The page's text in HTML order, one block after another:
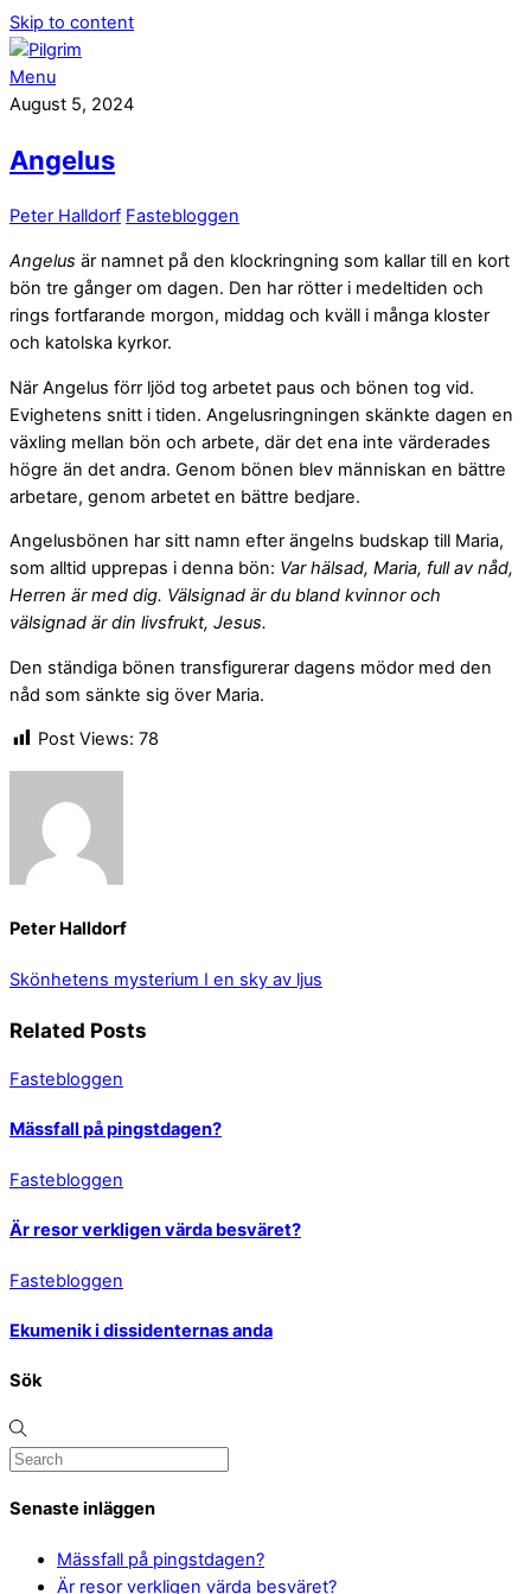
Skip to content
Menu
August 5, 2024
Angelus
Peter Halldorf Fastebloggen
Angelus är namnet på den klockringning som kallar till en kort
bön tre gånger om dagen. Den har rötter i medeltiden och
rings fortfarande morgon, middag och kväll i många kloster
och katolska kyrkor.
När Angelus förr ljöd tog arbetet paus och bönen tog vid.
Evighetens snitt i tiden. Angelusringningen skänkte dagen en
växling mellan bön och arbete, där det ena inte värderades
högre än det andra. Genom bönen blev människan en bättre
arbetare, genom arbetet en bättre bedjare.
Angelusbönen har sitt namn efter ängelns budskap till Maria,
som alltid upprepas i denna bön: Var hälsad, Maria, full av nåd,
Herren är med dig. Välsignad är du bland kvinnor och
välsignad är din livsfrukt, Jesus.
Den ständiga bönen transfigurerar dagens mödor med den
nåd som sänkte sig över Maria.
Post Views: 78
Peter Halldorf
Skönhetens mysterium I en sky av ljus
Related Posts
Fastebloggen
Mässfall på pingstdagen?
Fastebloggen
Är resor verkligen värda besväret?
Fastebloggen
Ekumenik i dissidenternas anda
Sök
Senaste inläggen
Mässfall på pingstdagen?
Är resor verkligen värda besväret?